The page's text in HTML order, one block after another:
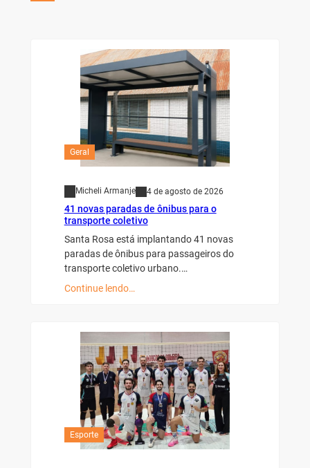
Geral
Micheli Armanje 4 de agosto de 2026
41 novas paradas de ônibus para o
transporte coletivo
Santa Rosa está implantando 41 novas
paradas de ônibus para passageiros do
transporte coletivo urbano.…
Continue lendo…
Esporte